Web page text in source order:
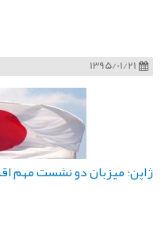
1395/01/21
ژاپن؛ میزبان دو نشست مهم